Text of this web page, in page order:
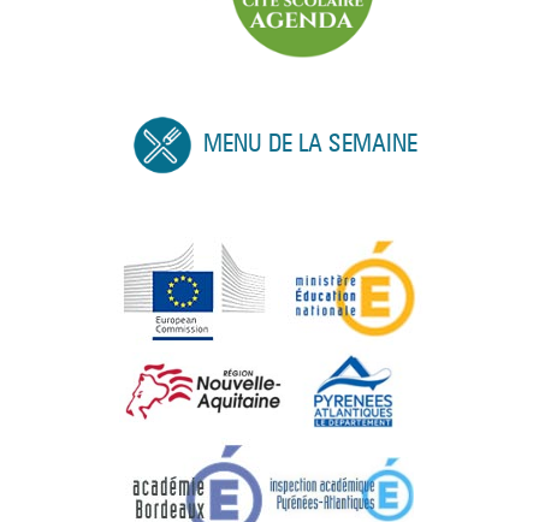
MENU DE LA SEMAINE